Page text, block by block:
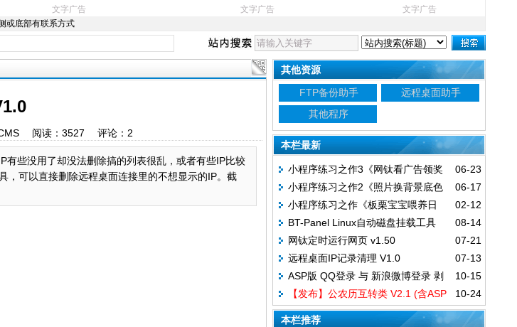
文字广告 文字广告
文字广告
或底部有联系方式
阅读： 3527 评论： 2
些没用了却没法删除搞的列表很乱，或者有些IP比较
，可以直接删除远程桌面连接里的不想显示的IP。截
其他资源
FTP备份助手
远程桌面助手
其他程序
本栏最新
06-23
小程序练习之作3《网钛看广告领奖
励》
06-17
小程序练习之作2《照片换背景底色
改大小》
02-12
小程序练习之作《板栗宝宝喂养日
记》
08-14
BT-Panel Linux自动磁盘挂载工具
07-21
网钛定时运行网页 v1.50
07-13
远程桌面IP记录清理 V1.0
10-15
ASP版 QQ登录 与 新浪微博登录 剥
离至网钛文章管理系统(OTCMS)
10-24
【发布】公农历互转类 V2.1 (含ASP
和PHP两种版本)
本栏推荐